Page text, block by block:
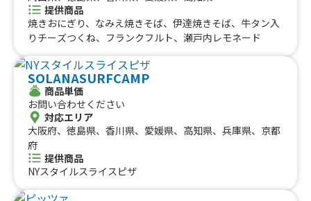
ケーンポテト、チヂミ3枚入り、ジャンボからあげ棒、サ
クッとチーズ棒、たこ焼き6個入り、からタコBOX、ジャ
ンボから・ポテBOX、エビと野菜の天丼、からあげ弁当、
提供商品
焼きおにぎり、なみえ焼きそば、伊達焼きそば、牛タン入
りチーズつくね、フランクフルト、瀬戸内レモネード
SOLANASURFCAMP
商品単価
お問い合わせください
対応エリア
大阪府、徳島県、香川県、愛媛県、高知県、兵庫県、京都
府
提供商品
NYスタイルスライスピザ